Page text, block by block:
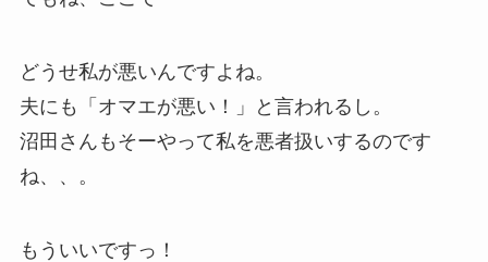
どうせ私が悪いんですよね。
夫にも「オマエが悪い！」と言われるし。
沼田さんもそーやって私を悪者扱いするのです
ね、、。
もういいですっ！